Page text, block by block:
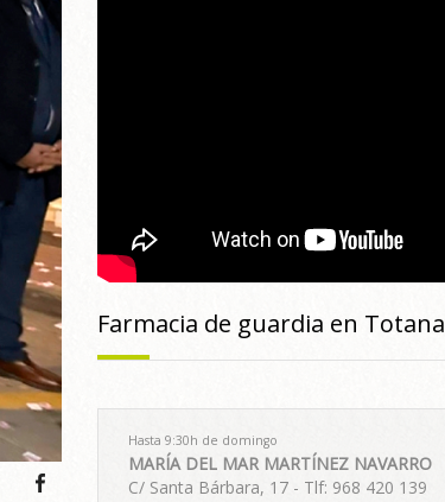
Farmacia de guardia en Totana
Hasta 9:30h de domingo
MARÍA DEL MAR MARTÍNEZ NAVARRO
C/ Santa Bárbara, 17 - Tlf: 968 420 139